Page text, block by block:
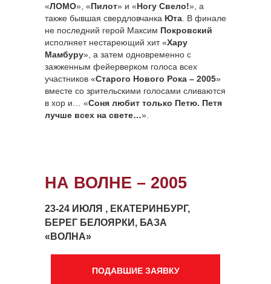
«ЛОМО», «Пилот» и «Ногу Свело!», а
также бывшая свердловчанка Юта . В финале
не последний герой Максим Покровский
исполняет нестареющий хит «Хару
Мамбуру», а затем одновременно с
зажженным фейерверком голоса всех
участников «Старого Нового Рока – 2005»
вместе со зрительскими голосами сливаются
в хор и… «Соня любит только Петю. Петя
лучше всех на свете…».
23-24 ИЮЛЯ , ЕКАТЕРИНБУРГ,
БЕРЕГ БЕЛОЯРКИ, БАЗА
«ВОЛНА»
НА ВОЛНЕ – 2005
ПОДАВШИЕ ЗАЯВКУ